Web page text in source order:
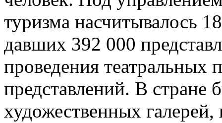
туризма насчитывалось
давших 392 000
проведения театральных
представлений. В стране
художественных